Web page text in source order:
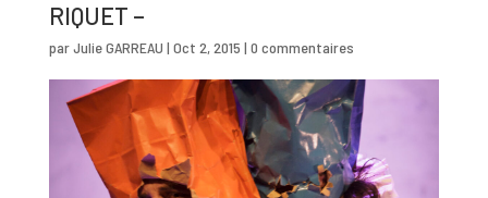
RIQUET –
parJulie GARREAU | Oct 2, 2015 | 0 commentaires